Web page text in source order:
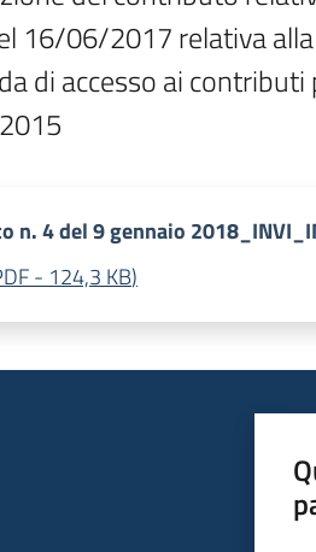
16/06/2017 relativa alla
di accesso ai
n. 4 del 9 gennaio
- 124,3 KB)